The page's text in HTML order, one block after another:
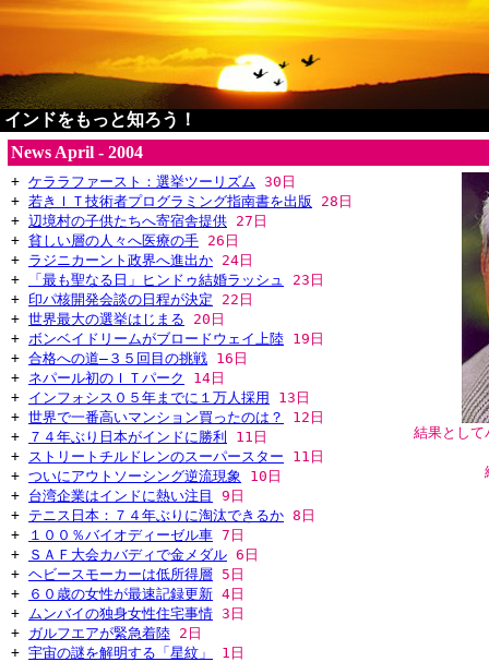
インドをもっと知ろう！
News April - 2004
+ ケララファースト：選挙ツーリズム 30日
+ 若きＩＴ技術者プログラミング指南書を出版
28日
+ 辺境村の子供たちへ寄宿舎提供 27日
+ 貧しい層の人々へ医療の手 26日
+ ラジニカーント政界へ進出か 24日
+
「最も聖なる日」ヒンドゥ結婚ラッシュ
23日
+ 印パ核開発会談の日程が決定
22日
+ 世界最大の選挙はじまる
20日
+ ボンベイドリームがブロードウェイ上陸 19日
+ 合格への道―３５回目の挑戦 16日
+ ネパール初のＩＴパーク
14日
+ インフォシス０５年までに１万人採用
13日
+ 世界で一番高いマンション買ったのは？
12日
+
７４年ぶり日本がインドに勝利
11日
+ ストリートチルドレンのスーパースター
11日
+ ついにアウトソーシング逆流現象
10日
+ 台湾企業はインドに熱い注目
9日
+ テニス日本：７４年ぶりに淘汰できるか 8日
+
１００％バイオディーゼル車 7日
+
ＳＡＦ大会カバディで金メダル 6日
+ ヘビースモーカーは低所得層 5日
+
６０歳の女性が最速記録更新 4日
+ ムンバイの独身女性住宅事情 3日
+ ガルフエアが緊急着陸 2日
+ 宇宙の謎を解明する「星紋」 1日
結果として